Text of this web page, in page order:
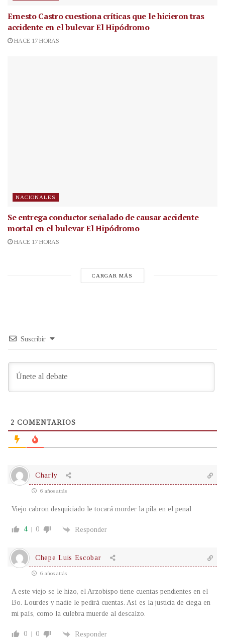
Ernesto Castro cuestiona críticas que le hicieron tras
accidente en el bulevar El Hipódromo
HACE 17 HORAS
NACIONALES
Se entrega conductor señalado de causar accidente
mortal en el bulevar El Hipódromo
HACE 17 HORAS
CARGAR MÁS
Suscribir
2 COMENTARIOS
Charly
6 años atrás
Viejo cabron desquiciado le tocará morder la pila en el penal
4 0 Responder
Chepe Luis Escobar
6 años atrás
A este viejo se le hizo, el Arzobispo tiene cuentas pendientes en el
Bo. Lourdes y nadie le pedirá cuentas. Así es la justicia de ciega en
mi país, como la culebra muerde al descalzo.
0 0 Responder